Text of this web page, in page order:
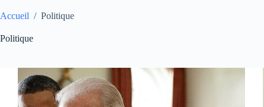
Accueil / Politique
Politique